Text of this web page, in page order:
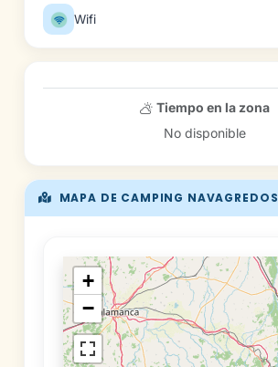
Wifi
MAPA DE CAMPING NAVAGREDOS
+
−
Tiempo en la zona
No disponible